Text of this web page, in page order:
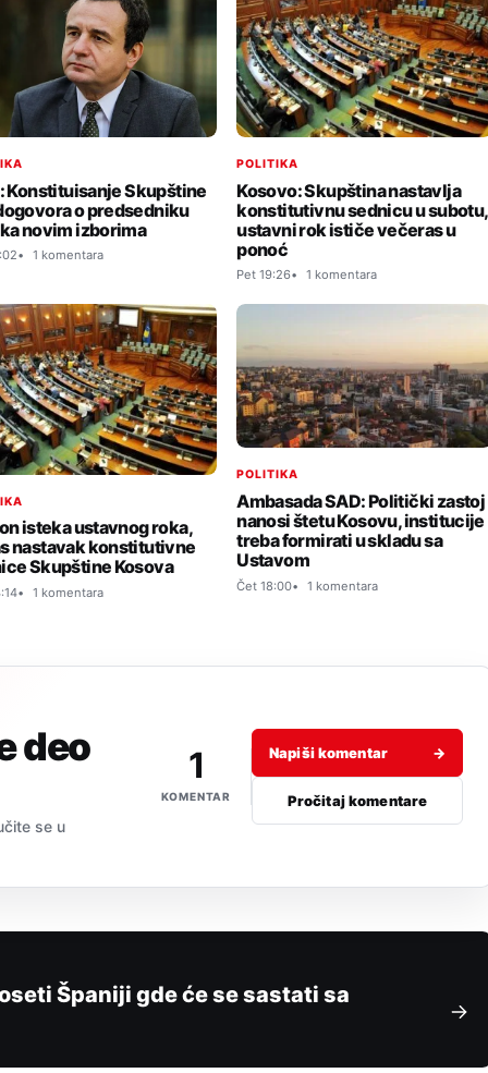
Konstituisanje Skupštine
o predsedniku
novim izborima
1 komentara
POLITIKA
Kosovo: Skupština nastavlja
konstitutivnu sednicu u subotu,
ustavni rok ističe večeras u
ponoć
Pet 19:26 1 komentara
isteka ustavnog roka,
nastavak konstitutivne
Skupštine Kosova
1 komentara
POLITIKA
Ambasada SAD: Politički zastoj
nanosi štetu Kosovu, institucije
treba formirati u skladu sa
Ustavom
Čet 18:00 1 komentara
deo
se u
1
KOMENTAR
Napiši komentar →
Pročitaj komentare
Španiji gde će se sastati sa